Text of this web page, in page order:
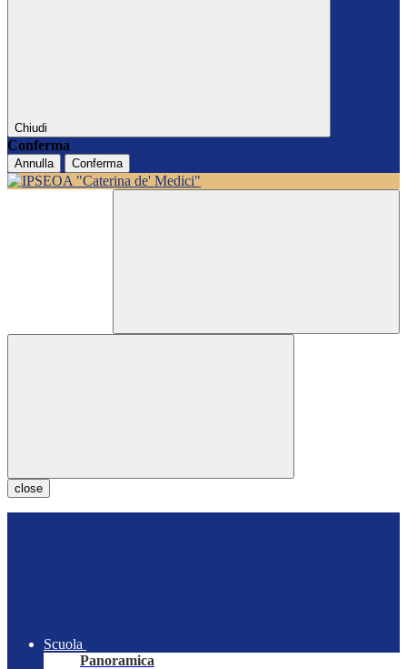
Chiudi
Conferma
Annulla Conferma
close
Scuola
Panoramica